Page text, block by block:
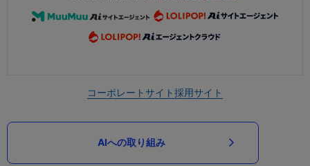
コーポレートサイト採用サイト
AIへの取り組み